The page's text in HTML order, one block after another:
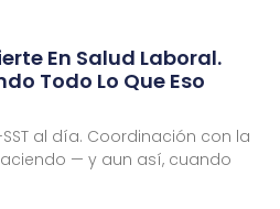
En Salud Laboral.
Todo Lo Que Eso
al día. Coordinación con la
— y aun así, cuando